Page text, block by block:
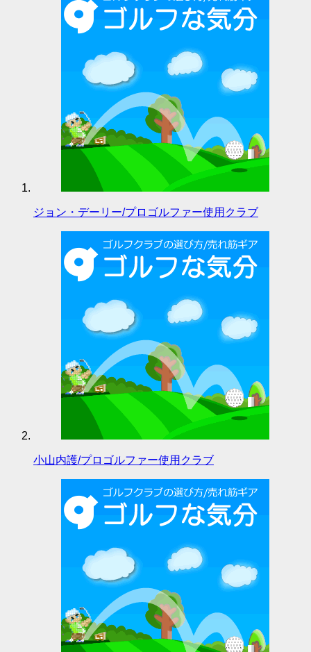
ジョン・デーリー/プロゴルファー使用クラブ
小山内護/プロゴルファー使用クラブ